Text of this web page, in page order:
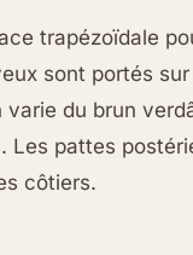
trapézoïdale
sont portés
varie du brun
Les pattes
côtiers.